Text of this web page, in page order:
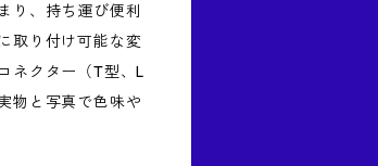
り、持ち運び便利
取り付け可能な変
ネクター（T型、L
物と写真で色味や